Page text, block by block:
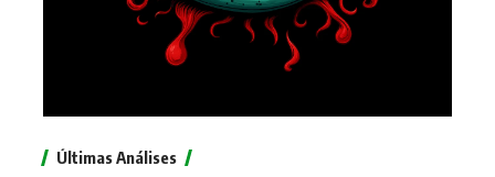
Últimas Análises